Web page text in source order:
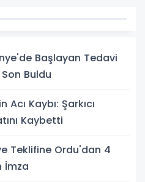
Başlayan Tedavi
Buldu
Kaybı: Şarkıcı
Kaybetti
Teklifine Ordu'dan 4
İmza